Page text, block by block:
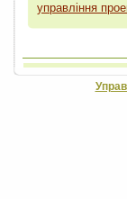
управління